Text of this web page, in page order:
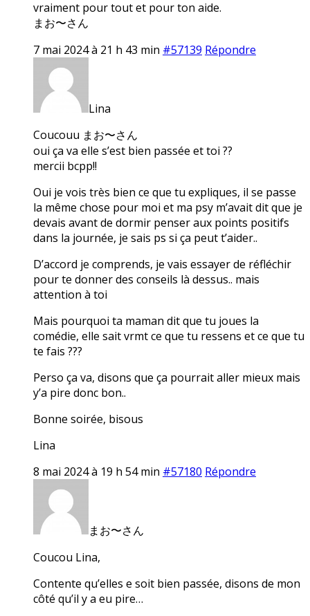
vraiment pour tout et pour ton aide.
まお〜さん
7 mai 2024 à 21 h 43 min #57139 Répondre
Lina
Coucouu まお〜さん
oui ça va elle s’est bien passée et toi ??
mercii bcpp!!
Oui je vois très bien ce que tu expliques, il se passe
la même chose pour moi et ma psy m’avait dit que je
devais avant de dormir penser aux points positifs
dans la journée, je sais ps si ça peut t’aider..
D’accord je comprends, je vais essayer de réfléchir
pour te donner des conseils là dessus.. mais
attention à toi
Mais pourquoi ta maman dit que tu joues la
comédie, elle sait vrmt ce que tu ressens et ce que tu
te fais ???
Perso ça va, disons que ça pourrait aller mieux mais
y’a pire donc bon..
Bonne soirée, bisous
Lina
8 mai 2024 à 19 h 54 min #57180 Répondre
まお〜さん
Coucou Lina,
Contente qu’elles e soit bien passée, disons de mon
côté qu’il y a eu pire…